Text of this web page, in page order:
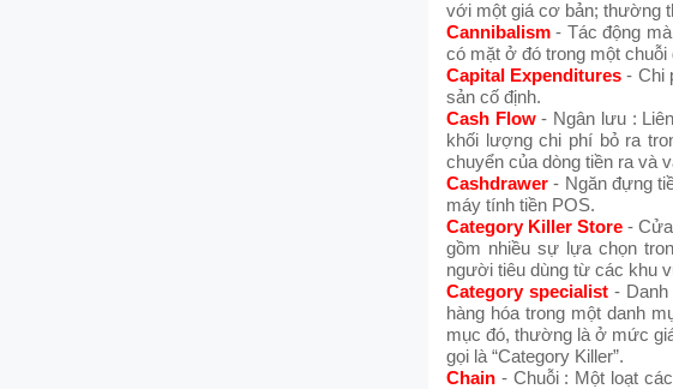
với một giá cơ bản; thường
Cannibalism - Tác động
có mặt ở đó trong một chuỗi
Capital Expenditures - Chi
sản cố định.
Cash Flow- Ngân lưu :
khối lượng chi phí bỏ ra
chuyển của dòng tiền ra và
Cashdrawer - Ngăn đựng
máy tính tiền POS.
Category Killer Store -
gồm nhiều sự lựa chọn
người tiêu dùng từ các khu
Category specialist - Danh
hàng hóa trong một danh
mục đó, thường là ở mức
gọi là “Category Killer”.
Chain - Chuỗi : Một loạt